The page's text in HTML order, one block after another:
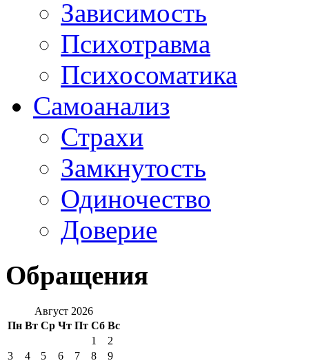
Зависимость
Психотравма
Психосоматика
Самоанализ
Страхи
Замкнутость
Одиночество
Доверие
Обращения
Август 2026
Пн Вт Ср Чт Пт Сб Вс
1
2
3
4 5 6 7 8
9